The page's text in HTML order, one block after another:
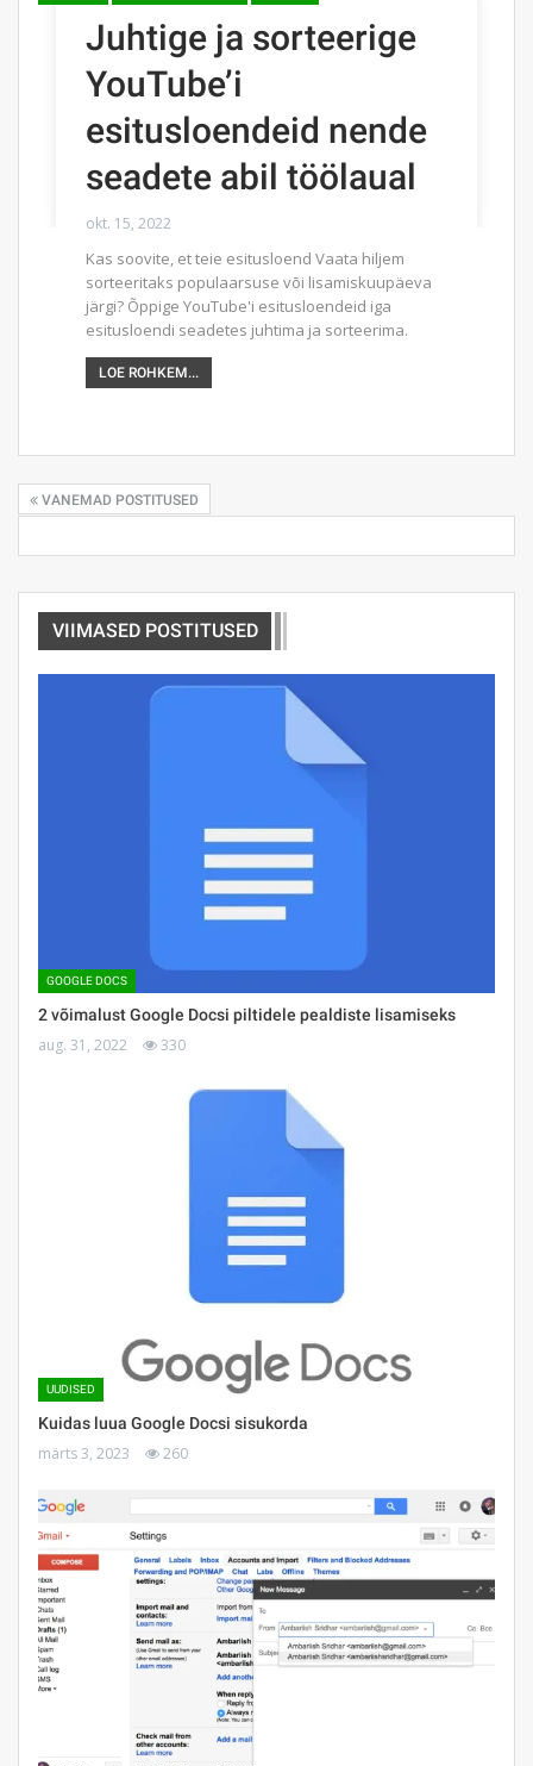
Juhtige ja sorteerige
YouTube’i
esitusloendeid nende
seadete abil töölaual
okt. 15, 2022
Kas soovite, et teie esitusloend Vaata hiljem
sorteeritaks populaarsuse või lisamiskuupäeva
järgi? Õppige YouTube'i esitusloendeid iga
esitusloendi seadetes juhtima ja sorteerima.
LOE ROHKEM...
VANEMAD POSTITUSED
VIIMASED POSTITUSED
GOOGLE DOCS
2 võimalust Google Docsi piltidele pealdiste lisamiseks
aug. 31, 2022 330
UUDISED
Kuidas luua Google Docsi sisukorda
märts 3, 2023 260